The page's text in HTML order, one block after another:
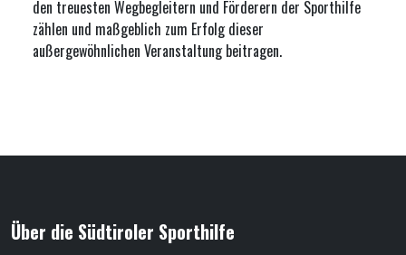
den treuesten Wegbegleitern und Förderern der Sporthilfe
zählen und maßgeblich zum Erfolg dieser
außergewöhnlichen Veranstaltung beitragen.
Über die Südtiroler Sporthilfe